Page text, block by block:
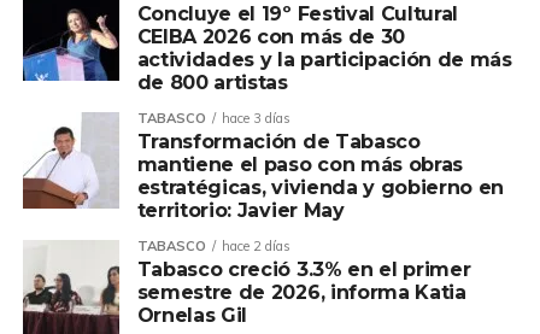
Concluye el 19º Festival Cultural
CEIBA 2026 con más de 30
actividades y la participación de más
de 800 artistas
TABASCO hace 3 días
Transformación de Tabasco
mantiene el paso con más obras
estratégicas, vivienda y gobierno en
territorio: Javier May
TABASCO hace 2 días
Tabasco creció 3.3% en el primer
semestre de 2026, informa Katia
Ornelas Gil